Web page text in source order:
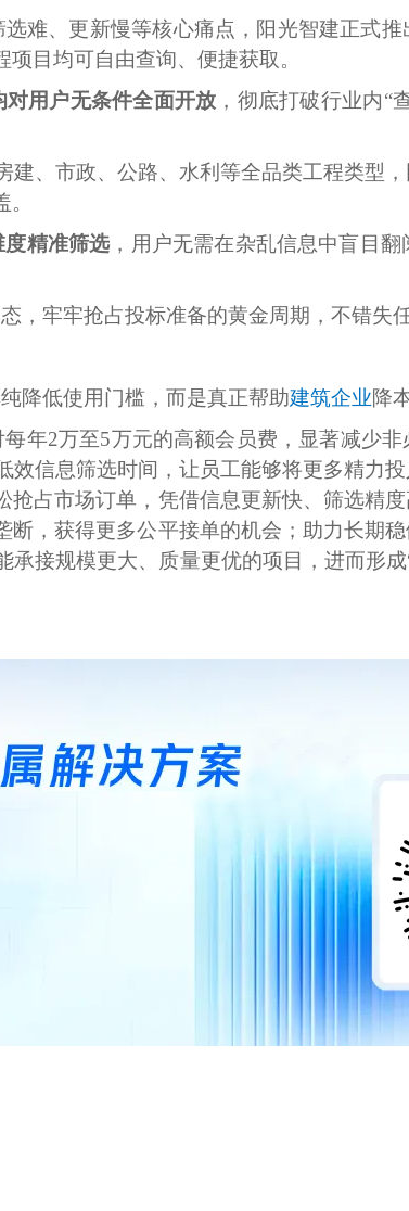
难、更新慢等核心痛点，阳光智建正式推
目均可自由查询、便捷获取。
用户无条件全面开放 ，彻底打破行业内“
建、市政、公路、水利等全品类工程类型
精准筛选，用户无需在杂乱信息中盲目
，牢牢抢占投标准备的黄金周期，不错失
降低使用门槛，而是真正帮助建筑企业降
年2万至5万元的高额会员费，显著减少
效信息筛选时间，让员工能够将更多精力
占市场订单，凭借信息更新快、筛选精
，获得更多公平接单的机会；助力长期
承接规模更大、质量更优的项目，进而形